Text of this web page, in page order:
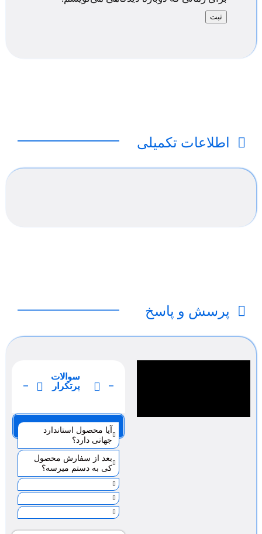
اطلاعات تکمیلی
پرسش و پاسخ
سوالات
پرتکرار
صفحه 1
آیا محصول استاندارد
جهانی دارد؟
بعد از سفارش محصول
کی به دستم میرسه؟